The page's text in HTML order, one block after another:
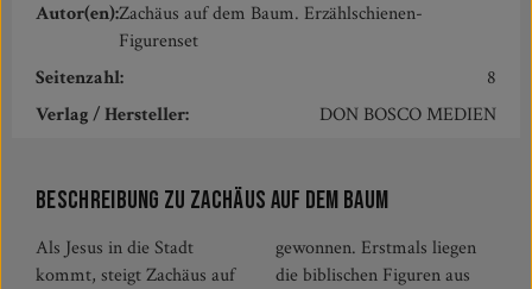
Autor(en):Zachäus auf dem Baum. Erzählschienen-
Figurenset
Seitenzahl:
8
Verlag / Hersteller:
DON BOSCO MEDIEN
Beschreibung zu Zachäus auf dem Baum
Als Jesus in die Stadt
kommt, steigt Zachäus auf
gewonnen. Erstmals liegen
die biblischen Figuren aus